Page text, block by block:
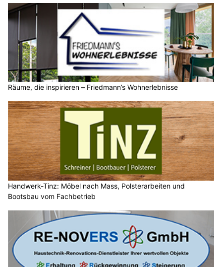
Räume, die inspirieren – Friedmann’s Wohnerlebnisse
Handwerk-Tinz: Möbel nach Mass, Polsterarbeiten und
Bootsbau vom Fachbetrieb